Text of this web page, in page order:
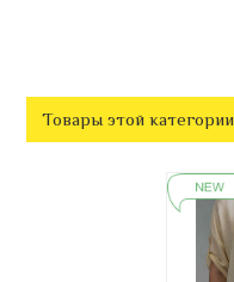
Товары этой категории